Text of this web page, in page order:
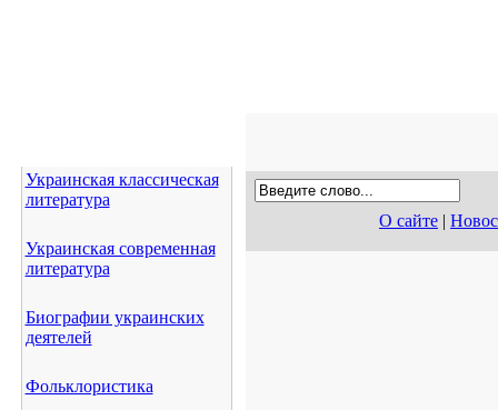
Украинская классическая
литература
Украинская современная
литература
Биографии украинских
деятелей
Фольклористика
О сайте |